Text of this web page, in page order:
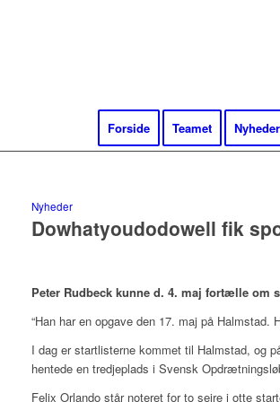
Forside Teamet Nyheder
Nyheder
Dowhatyoudodowell fik
Peter Rudbeck kunne d. 4. maj fortælle om
“Han har en opgave den 17. maj på
I dag er startlisterne kommet til Halmstad, og
hentede en tredjeplads i Svensk
Felix Orlando står noteret for to sejre i otte